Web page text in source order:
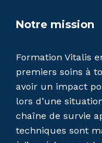
Notre mission
Formation Vitalis
premiers soins à
avoir un impact
lors d’une
chaîne de survie
techniques sont